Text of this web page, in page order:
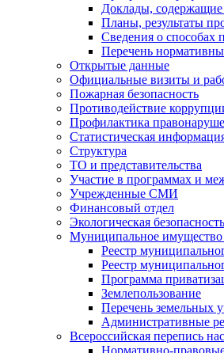
Доклады, содержащие
Планы, результаты
Сведения о способах
Перечень
Открытые данные
Официальные визиты и
Пожарная безопасность
Противодействие
Профилактика
Статистическая
Структура
ТО и представительства
Участие в программах и
Учрежденные СМИ
Финансовый отдел
Экологическая безопасность
Муниципальное имущество
Реестр
Реестр
Программа
Землепользование
Перечень земельных
Административные
Всероссийская перепись
Нормативно-